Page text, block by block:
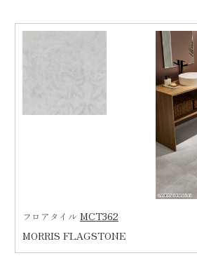
フロアタイル MCT362
MORRIS FLAGSTONE